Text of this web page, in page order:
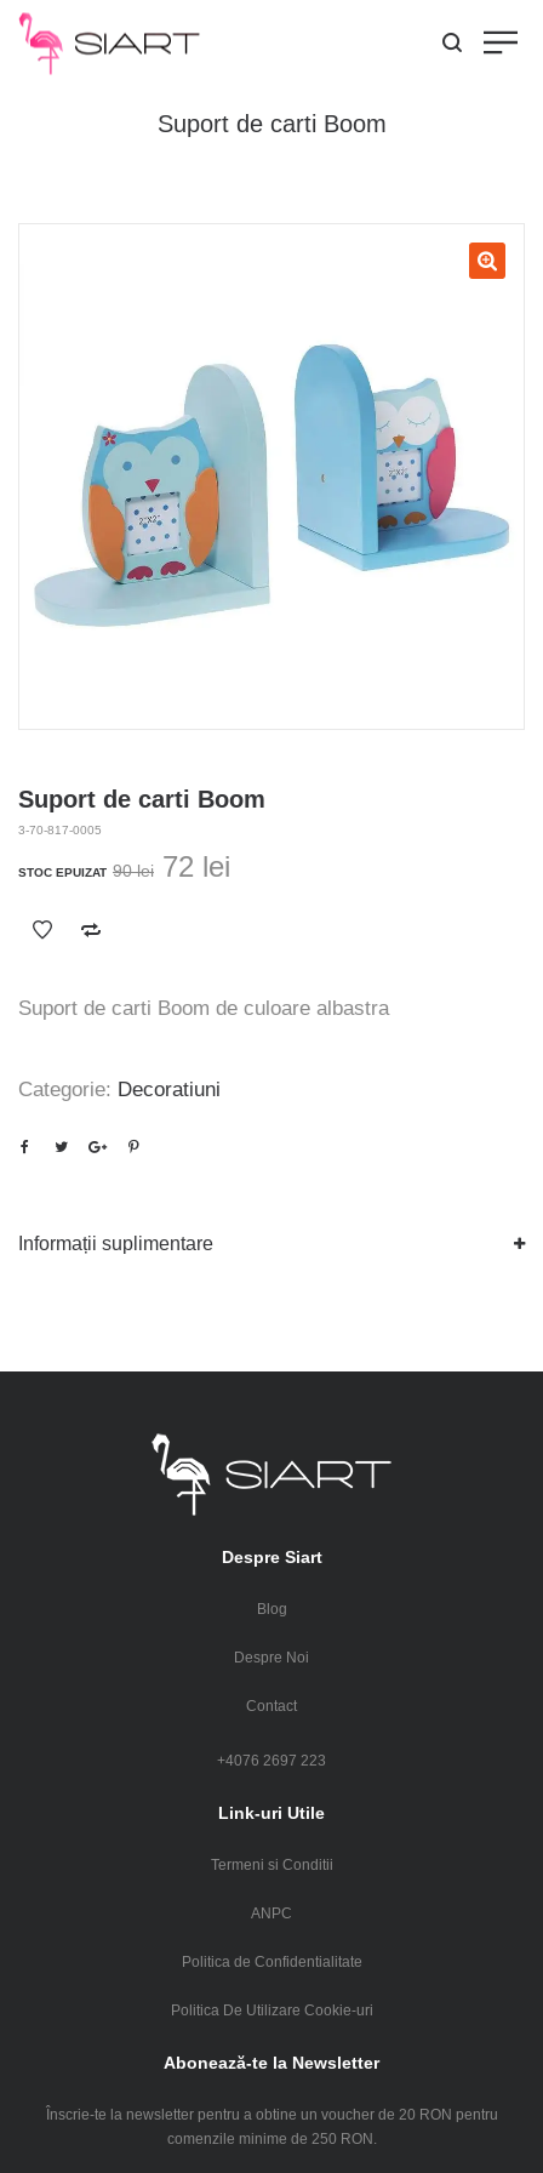
Suport de carti Boom
Suport de carti Boom
3-70-817-0005
STOC EPUIZAT 90lei Prețul
72 lei
Suport de carti Boom de culoare albastra
Categorie: Decoratiuni
Informații suplimentare
Despre Siart
Blog
Despre Noi
Contact
+4076 2697 223
Link-uri Utile
Termeni si Conditii
ANPC
Politica de Confidentialitate
Politica De Utilizare Cookie-uri
Abonează-te la Newsletter
Înscrie-te la newsletter pentru a obtine un voucher de 20 RON pentru
comenzile minime de 250 RON.